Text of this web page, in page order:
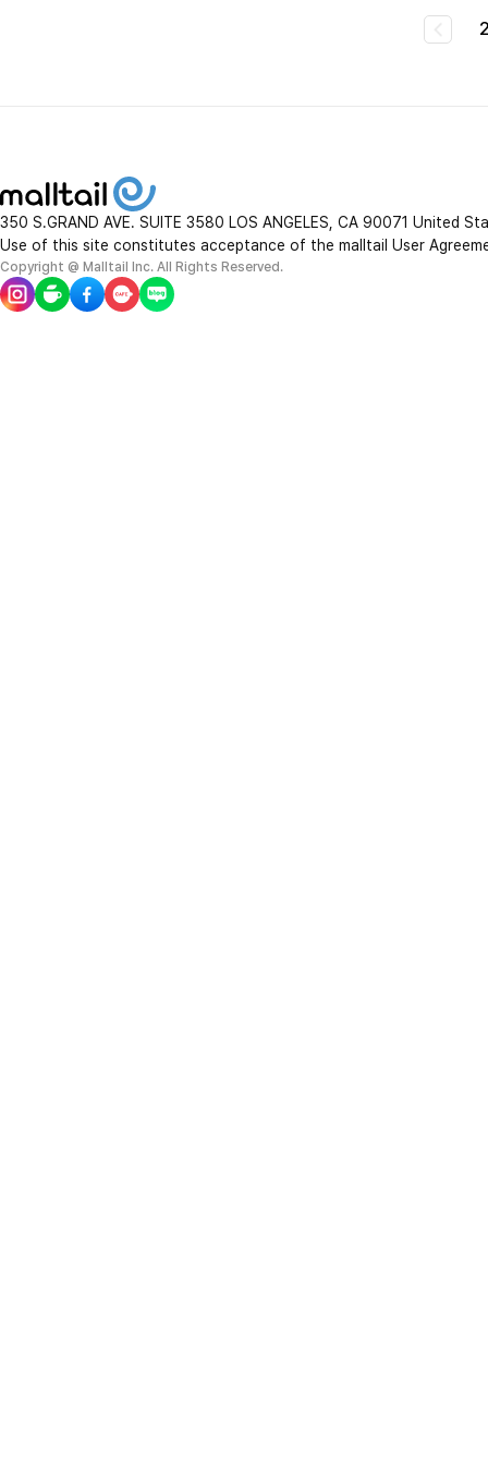
350 S.GRAND AVE. SUITE 3580 LOS ANGELES, CA 90071 United
Use of this site constitutes acceptance of the malltail User
Copyright @ Malltail Inc. All Rights Reserved.